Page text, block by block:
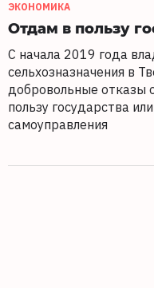
ЭКОНОМИКА
Отдам в пользу
C начала 2019 года
сельхозназначения в
добровольные отказы
пользу государства
самоуправления